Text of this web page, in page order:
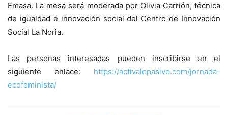
Emasa. La mesa será moderada por Olivia Carrión, técnica
de igualdad e innovación social del Centro de Innovación
Social La Noria.
Las personas interesadas pueden inscribirse en el
siguiente enlace: https://activalopasivo.com/jornada-
ecofeminista/